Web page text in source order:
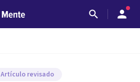
Artículo revisado